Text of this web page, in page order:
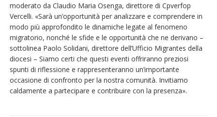
moderato da Claudio Maria Osenga, direttore di Cpverfop
Vercelli. «Sarà un’opportunità per analizzare e comprendere in
modo più approfondito le dinamiche legate al fenomeno
migratorio, nonché le sfide e le opportunità che ne derivano –
sottolinea Paolo Solidani, direttore dell’Ufficio Migrantes della
diocesi – Siamo certi che questi eventi offriranno preziosi
spunti di riflessione e rappresenteranno un’importante
occasione di confronto per la nostra comunità. Invitiamo
caldamente a partecipare e contribuire con la presenza».